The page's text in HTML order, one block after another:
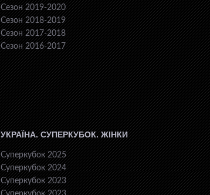
Сезон 2019-2020
Сезон 2018-2019
Сезон 2017-2018
Сезон 2016-2017
УКРАЇНА. СУПЕРКУБОК. ЖІНКИ
Суперкубок 2025
Суперкубок 2024
Суперкубок 2023